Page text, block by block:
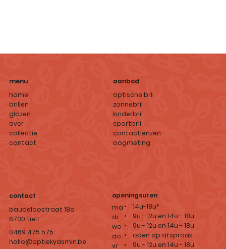
contact
baudeloostraat 18a
8700 tielt
0469 475 575
hallo@optiekyasmin.be
ma
di
wo
do
vr
• 14u-18u*
• 9u - 12u en 14u - 18u
• 9u - 12u en 14u - 18u
• open op afspraak
• 9u - 12u en 14u - 18u
openingsuren
menu
home
brillen
glazen
over
collectie
contact
aanbod
optische bril
zonnebril
kinderbril
sportbril
contactlenzen
oogmeting